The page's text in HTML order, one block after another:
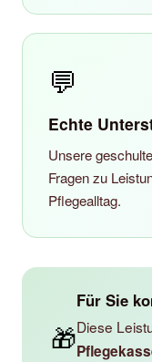
💬
Echte
Unsere
Fragen zu
Pflegealltag.
🎁
Für Sie
Diese